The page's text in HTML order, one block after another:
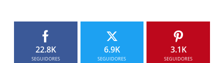
22.8K
SEGUIDORES
6.9K
SEGUIDORES
3.1K
SEGUIDORES